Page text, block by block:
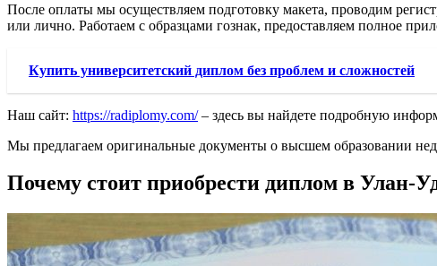
После оплаты мы осуществляем подготовку макета, проводим
или лично. Работаем с образцами гознак, предоставляем полное
Купить университетский диплом без проблем и сложностей
Наш сайт: https://radiplomy.com/– здесь вы найдете подробную
Мы предлагаем оригинальные документы о высшем образовании
Почему стоит приобрести диплом в Улан-